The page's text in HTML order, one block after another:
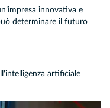
innovativa e
determinare il futuro
artificiale